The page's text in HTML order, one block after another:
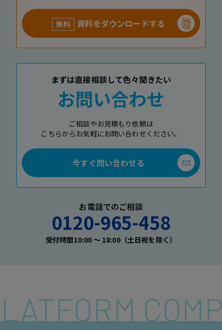
無料 資料をダウンロードする
まずは直接相談して色々聞きたい
お問い合わせ
ご相談やお見積もり依頼は
こちらからお気軽にお問い合わせください。
今すぐ問い合わせる
お電話でのご相談
0120-965-458
受付時間10:00 〜 18:00（土日祝を除く）